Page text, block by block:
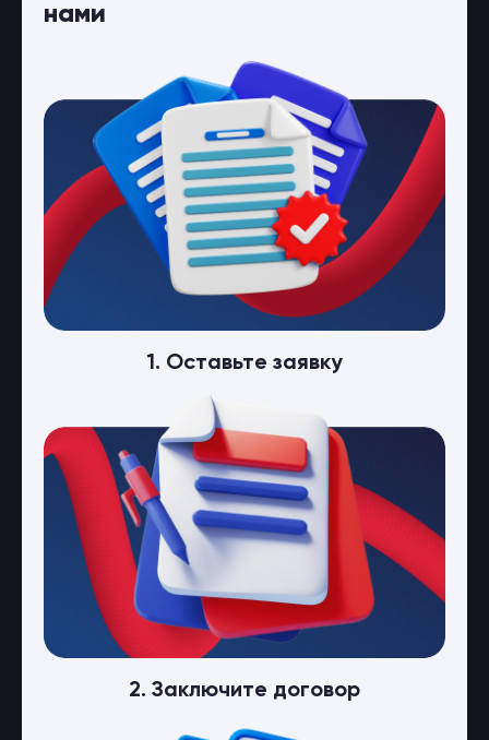
нами
1. Оставьте заявку
2. Заключите договор